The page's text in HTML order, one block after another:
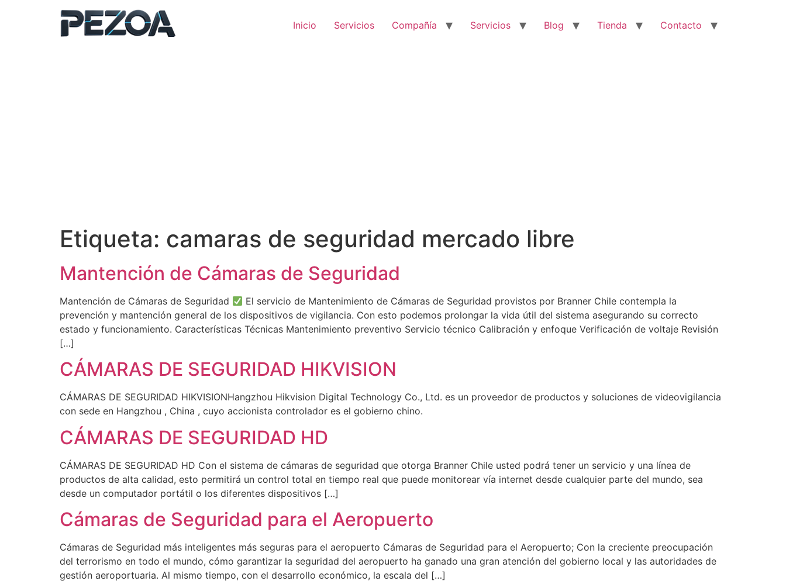
Inicio Servicios Compañía Servicios Blog Tienda Contacto
Etiqueta: camaras de seguridad mercado libre
Mantención de Cámaras de Seguridad
Mantención de Cámaras de Seguridad
El servicio de Mantenimiento de Cámaras de Seguridad provistos por Branner Chile contempla la
prevención y mantención general de los dispositivos de vigilancia. Con esto podemos prolongar la vida útil del sistema asegurando su correcto
estado y funcionamiento. Características Técnicas Mantenimiento preventivo Servicio técnico Calibración y enfoque Verificación de voltaje Revisión
[…]
CÁMARAS DE SEGURIDAD HIKVISION
CÁMARAS DE SEGURIDAD HIKVISIONHangzhou Hikvision Digital Technology Co., Ltd. es un proveedor de productos y soluciones de videovigilancia
con sede en Hangzhou , China , cuyo accionista controlador es el gobierno chino.
CÁMARAS DE SEGURIDAD HD
CÁMARAS DE SEGURIDAD HD Con el sistema de cámaras de seguridad que otorga Branner Chile usted podrá tener un servicio y una línea de
productos de alta calidad, esto permitirá un control total en tiempo real que puede monitorear vía internet desde cualquier parte del mundo, sea
desde un computador portátil o los diferentes dispositivos […]
Cámaras de Seguridad para el Aeropuerto
Cámaras de Seguridad más inteligentes más seguras para el aeropuerto Cámaras de Seguridad para el Aeropuerto; Con la creciente preocupación
del terrorismo en todo el mundo, cómo garantizar la seguridad del aeropuerto ha ganado una gran atención del gobierno local y las autoridades de
gestión aeroportuaria. Al mismo tiempo, con el desarrollo económico, la escala del […]